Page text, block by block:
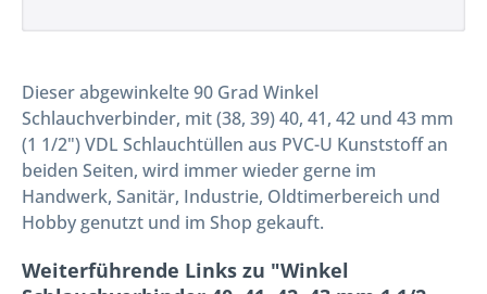
Dieser abgewinkelte 90 Grad Winkel
Schlauchverbinder, mit (38, 39) 40, 41, 42 und 43 mm
(1 1/2") VDL Schlauchtüllen aus PVC-U Kunststoff an
beiden Seiten, wird immer wieder gerne im
Handwerk, Sanitär, Industrie, Oldtimerbereich und
Hobby genutzt und im Shop gekauft.
Weiterführende Links zu "Winkel